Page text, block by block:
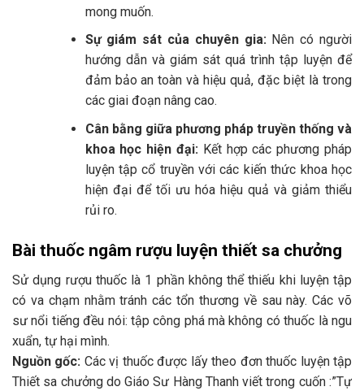
mong muốn.
Sự giám sát của chuyên gia: Nên có người
hướng dẫn và giám sát quá trình tập luyện để
đảm bảo an toàn và hiệu quả, đặc biệt là trong
các giai đoạn nâng cao.
Cân bằng giữa phương pháp truyền thống và
khoa học hiện đại: Kết hợp các phương pháp
luyện tập cổ truyền với các kiến thức khoa học
hiện đại để tối ưu hóa hiệu quả và giảm thiểu
rủi ro.
Bài thuốc ngâm rượu luyện thiết sa chưởng
Sử dụng rượu thuốc là 1 phần không thể thiếu khi luyện tập
có va chạm nhằm tránh các tổn thương về sau này. Các võ
sư nổi tiếng đều nói: tập công phá mà không có thuốc là ngu
xuẩn, tự hại mình.
Nguồn gốc: Các vị thuốc được lấy theo đơn thuốc luyện tập
Thiết sa chưởng do Giáo Sư Hàng Thanh viết trong cuốn :”Tự